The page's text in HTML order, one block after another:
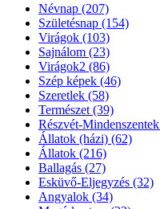
Névnap (207)
Születésnap (154)
Virágok (103)
Sajnálom (23)
Virágok2 (86)
Szép képek (46)
Szeretlek (58)
Természet (39)
Részvét-Mindenszentek
Állatok (házi) (62)
Állatok (216)
Ballagás (27)
Esküvő-Eljegyzés (32)
Angyalok (34)